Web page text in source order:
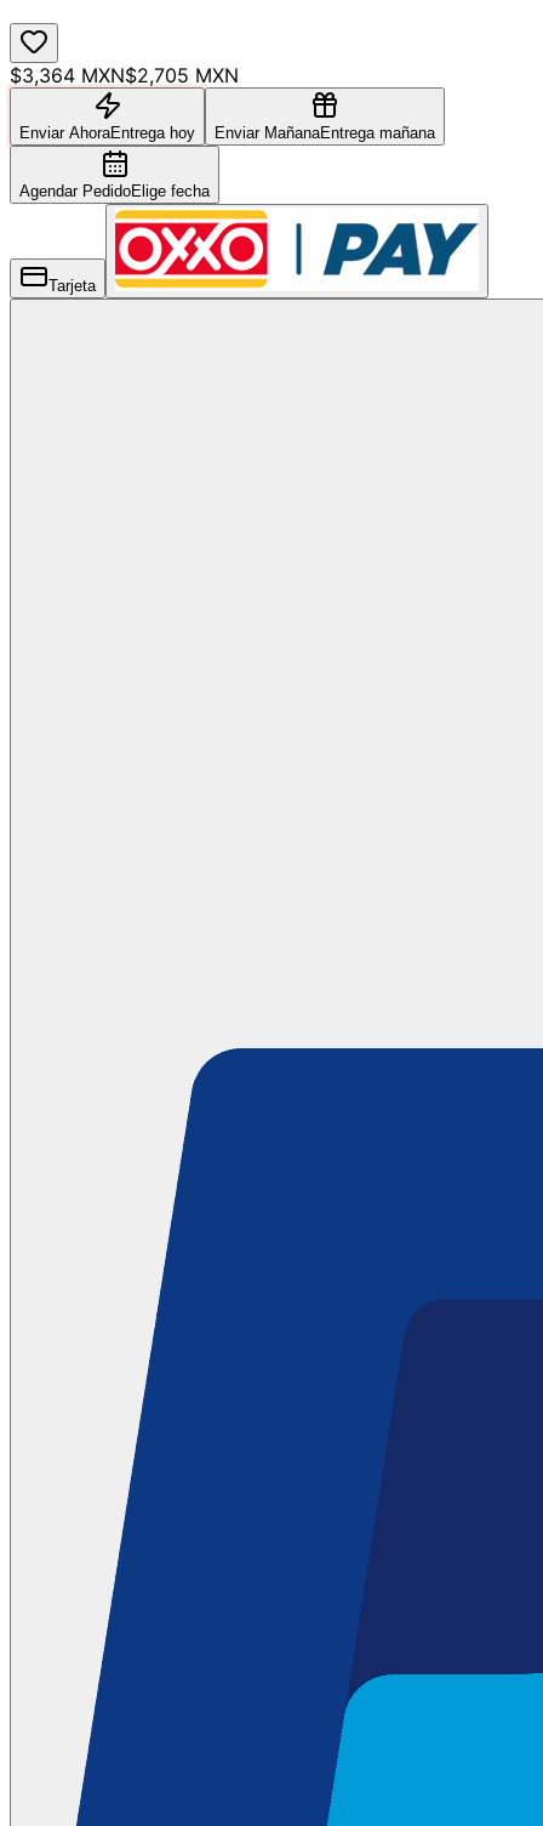
$3,364 MXN$2,705 MXN
Enviar AhoraEntrega hoy Enviar MañanaEntrega mañana
Agendar PedidoElige fecha
Tarjeta